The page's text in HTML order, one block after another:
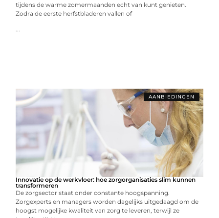
tijdens de warme zomermaanden echt van kunt genieten.
Zodra de eerste herfstbladeren vallen of
...
AANBIEDINGEN
Innovatie op de werkvloer: hoe zorgorganisaties slim kunnen
transformeren
De zorgsector staat onder constante hoogspanning.
Zorgexperts en managers worden dagelijks uitgedaagd om de
hoogst mogelijke kwaliteit van zorg te leveren, terwijl ze